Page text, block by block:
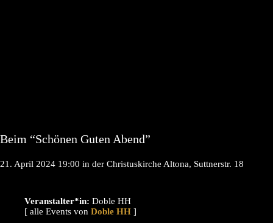
Beim “Schönen Guten Abend”
21. April 2024 19:00 in der Christuskirche Altona, Suttnerstr. 18
Veranstalter*in: Doble HH
[ alle Events von
]